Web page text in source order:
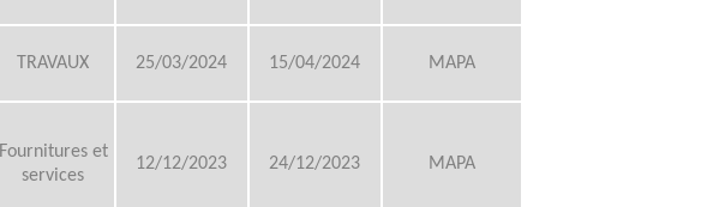
TRAVAUX 25/03/2024 15/04/2024 MAPA
Fournitures et
services
12/12/2023 24/12/2023 MAPA